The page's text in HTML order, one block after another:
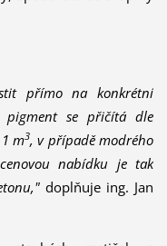
přímo na konkrétní
pigment se přičítá dle
m3, v případě modrého
nabídku je tak
doplňuje ing. Jan